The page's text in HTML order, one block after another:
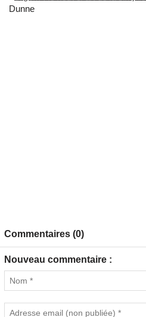
Dunne
Commentaires (0)
Nouveau commentaire :